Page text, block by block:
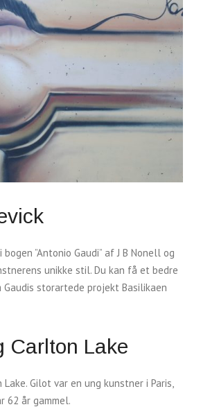
”Antonio Gaudi” af J B Nonell og
unikke stil. Du kan få et bedre
storartede projekt Basilikaen
Carlton Lake
Gilot var en ung kunstner i Paris,
62 år gammel.